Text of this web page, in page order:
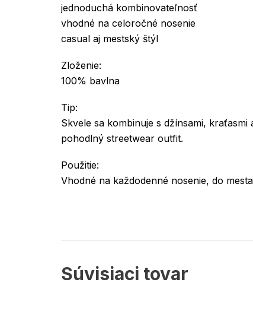
Súvisiaci tovar
jednoduchá kombinovateľnosť
vhodné na celoročné nosenie
casual aj mestský štýl
Zloženie:
100% bavlna
Tip:
Skvele sa kombinuje s džínsami,
pohodlný streetwear outfit.
Použitie:
Vhodné na každodenné nosenie, do